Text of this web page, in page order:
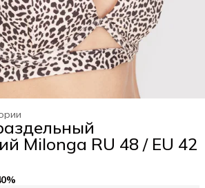
Milonga RU 48 / EU 42
%